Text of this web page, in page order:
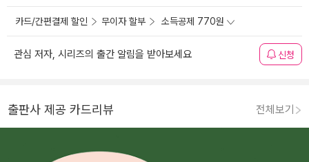
카드/간편결제 할인 무이자 할부 소득공제 770원
관심 저자, 시리즈의 출간 알림을 받아보세요 신청
출판사 제공 카드리뷰 전체보기